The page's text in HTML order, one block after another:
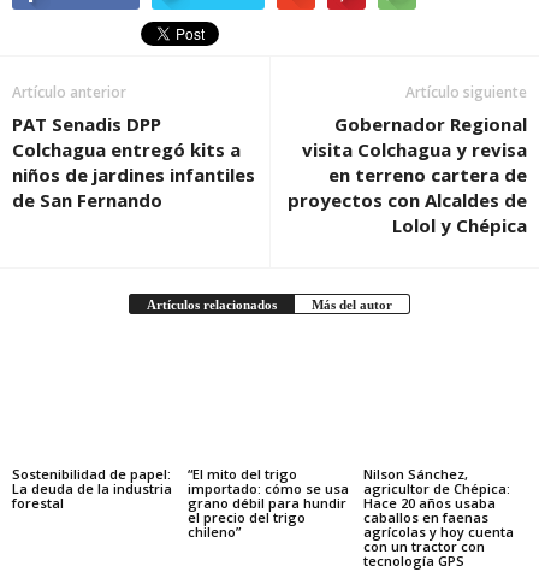
Artículo anterior
PAT Senadis DPP
Colchagua entregó kits a
niños de jardines infantiles
de San Fernando
Artículo siguiente
Gobernador Regional
visita Colchagua y revisa
en terreno cartera de
proyectos con Alcaldes de
Lolol y Chépica
Artículos relacionados Más del autor
Sostenibilidad de papel:
La deuda de la industria
forestal
“El mito del trigo
importado: cómo se usa
grano débil para hundir
el precio del trigo
chileno”
Nilson Sánchez,
agricultor de Chépica:
Hace 20 años usaba
caballos en faenas
agrícolas y hoy cuenta
con un tractor con
tecnología GPS